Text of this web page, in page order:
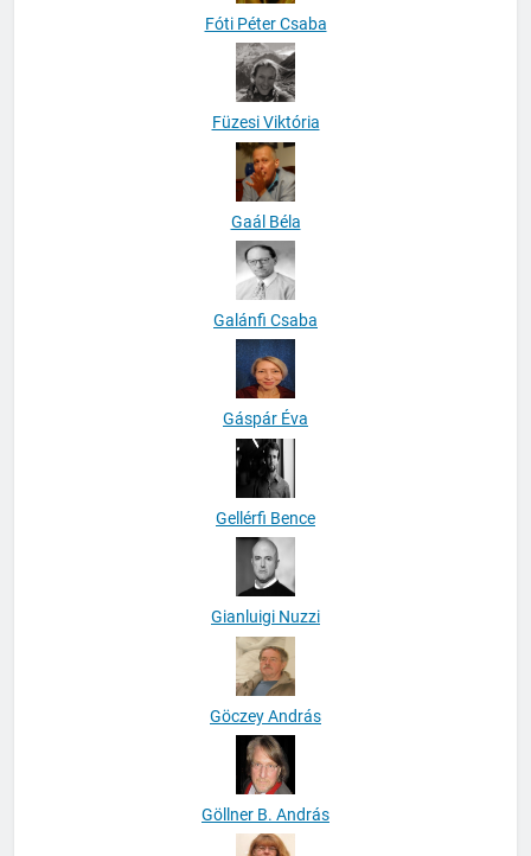
Fóti Péter Csaba
Füzesi Viktória
Gaál Béla
Galánfi Csaba
Gáspár Éva
Gellérfi Bence
Gianluigi Nuzzi
Göczey András
Göllner B. András